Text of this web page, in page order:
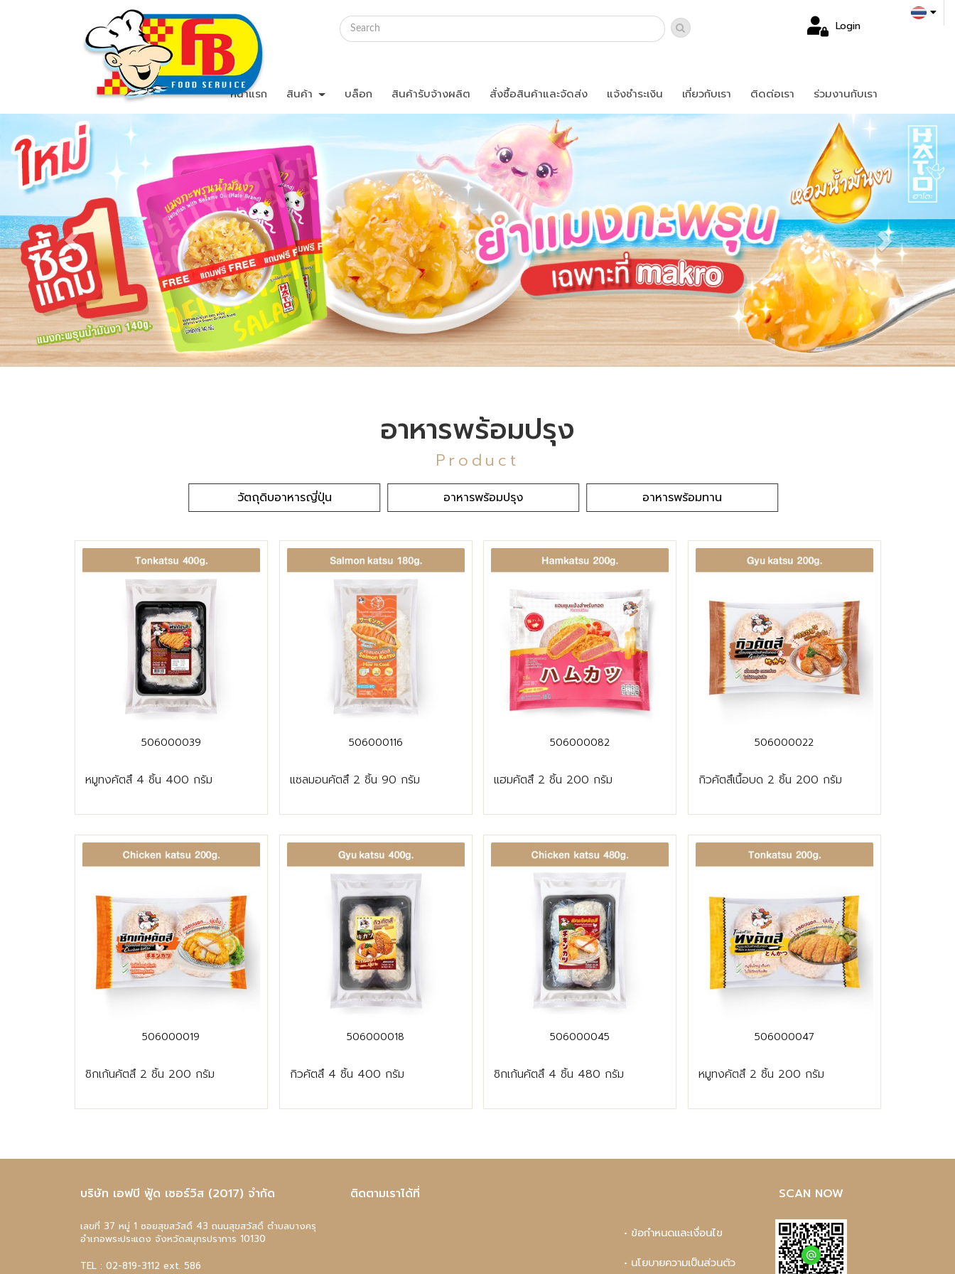
Login
หน้าแรก สินค้า บล็อก สินค้ารับจ้างผลิต สั่งซื้อสินค้าและจัดส่ง แจ้งชำระเงิน เกี่ยวกับเรา ติดต่อเรา ร่วมงานกับเรา
อาหารพร้อมปรุง
Product
วัตถุดิบอาหารญี่ปุ่น อาหารพร้อมปรุง อาหารพร้อมทาน
506000039
หมูทงคัตสึ 4 ชิ้น 400 กรัม
506000116
แซลมอนคัตสึ 2 ชิ้น 90 กรัม
506000082
แฮมคัตสึ 2 ชิ้น 200 กรัม
506000022
กิวคัตสึเนื้อบด 2 ชิ้น 200 กรัม
506000019
ชิกเก้นคัตสึ 2 ชิ้น 200 กรัม
506000018
กิวคัตสึ 4 ชิ้น 400 กรัม
506000045
ชิกเก้นคัตสึ 4 ชิ้น 480 กรัม
506000047
หมูทงคัตสึ 2 ชิ้น 200 กรัม
บริษัท เอฟบี ฟู้ด เซอร์วิส (2017) จำกัด
เลขที่ 37 หมู่ 1 ซอยสุขสวัสดิ์ 43 ถนนสุขสวัสดิ์ ตำบลบางครุ
อำเภอพระประแดง จังหวัดสมุทรปราการ 10130
TEL : 02-819-3112 ext. 586
ติดตามเราได้ที่
• ข้อกำหนดและเงื่อนไข
• นโยบายความเป็นส่วนตัว
SCAN NOW